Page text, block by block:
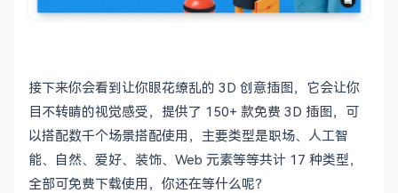
接下来你会看到让你眼花缭乱的 3D 创意插图，它会让你
目不转睛的视觉感受，提供了 150+ 款免费 3D 插图，可
以搭配数千个场景搭配使用，主要类型是职场、人工智
能、自然、爱好、装饰、Web 元素等等共计 17 种类型，
全部可免费下载使用，你还在等什么呢？